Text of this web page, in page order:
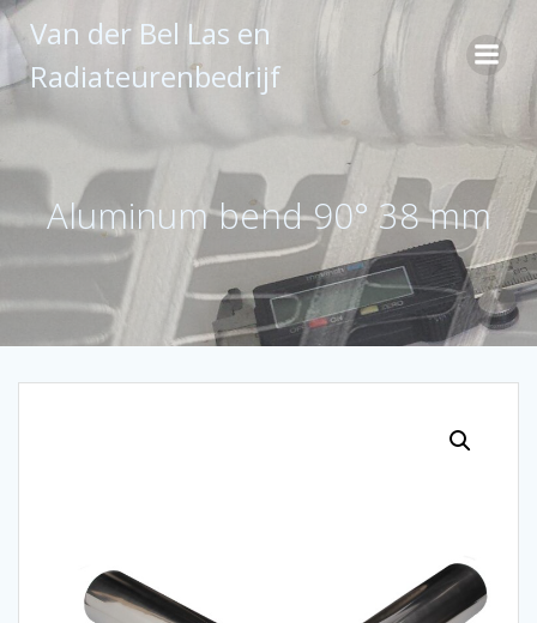
Ga
naar
inhoud
Van der Bel Las en
Radiateurenbedrijf
Aluminum bend 90° 38 mm